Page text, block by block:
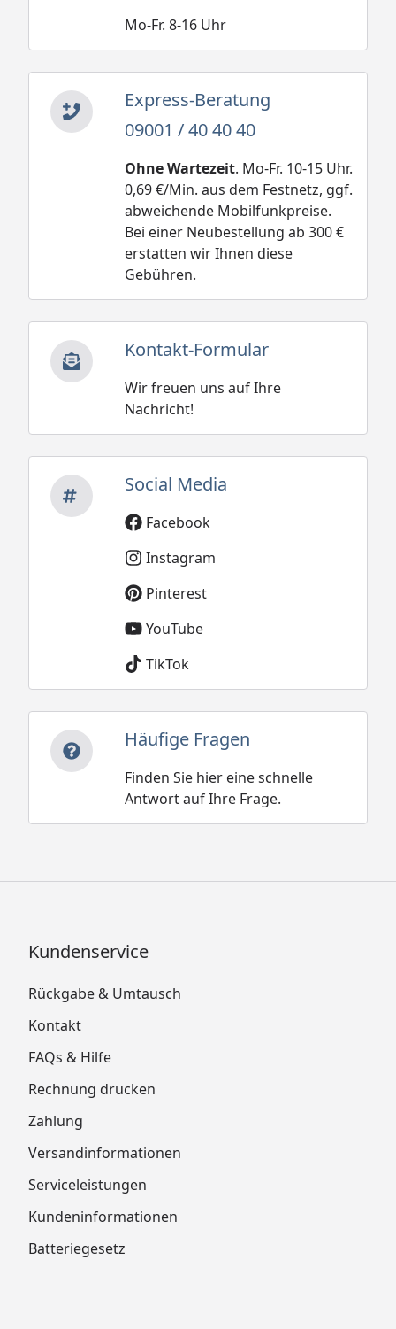
Mo-Fr. 8-16 Uhr
Express-Beratung
09001 / 40 40 40
Ohne Wartezeit. Mo-Fr. 10-15 Uhr.
0,69 €/Min. aus dem Festnetz, ggf.
abweichende Mobilfunkpreise.
Bei einer Neubestellung ab 300 €
erstatten wir Ihnen diese
Gebühren.
Kontakt-Formular
Wir freuen uns auf Ihre
Nachricht!
Social Media
Facebook
Instagram
Pinterest
YouTube
TikTok
Häufige Fragen
Finden Sie hier eine schnelle
Antwort auf Ihre Frage.
Kundenservice
Rückgabe & Umtausch
Kontakt
FAQs & Hilfe
Rechnung drucken
Zahlung
Versandinformationen
Serviceleistungen
Kundeninformationen
Batteriegesetz